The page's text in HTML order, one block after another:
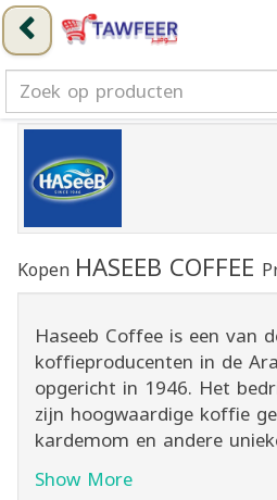
Kopen HASEEB COFFEE
Haseeb Coffee is een van
koffieproducenten in de
opgericht in 1946. Het
zijn hoogwaardige koffie
kardemom en andere
Show More